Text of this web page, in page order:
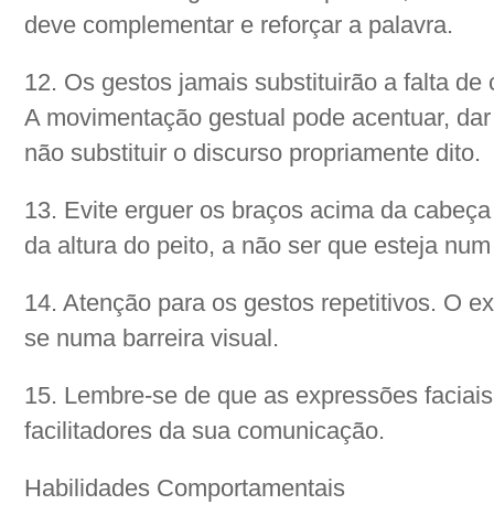
deve complementar e reforçar a palavra.
12. Os gestos jamais substituirão a falta
A movimentação gestual pode acentuar,
não substituir o discurso propriamente dito.
13. Evite erguer os braços acima da
da altura do peito, a não ser que esteja
14. Atenção para os gestos repetitivos. O
se numa barreira visual.
15. Lembre-se de que as expressões
facilitadores da sua comunicação.
Habilidades Comportamentais